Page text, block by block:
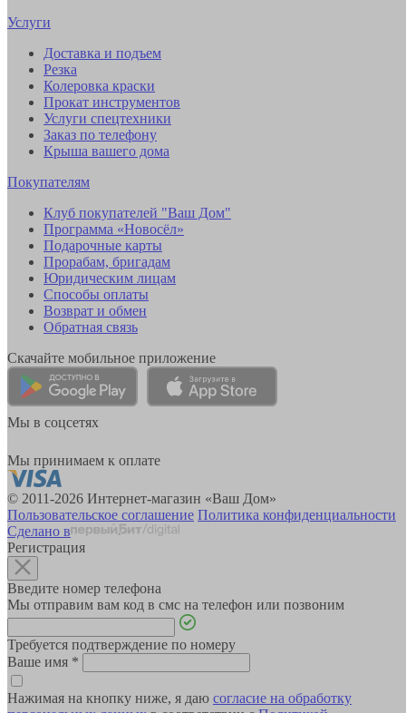
Услуги
Доставка и подъем
Резка
Колеровка краски
Прокат инструментов
Услуги спецтехники
Заказ по телефону
Крыша вашего дома
Покупателям
Клуб покупателей "Ваш Дом"
Программа «Новосёл»
Подарочные карты
Прорабам, бригадам
Юридическим лицам
Способы оплаты
Возврат и обмен
Обратная связь
Скачайте мобильное приложение
Мы в соцсетях
Мы принимаем к оплате
© 2011-2026 Интернет-магазин «Ваш Дом»
Пользовательское соглашение Политика конфиденциальности
Сделано в
Регистрация
Введите номер телефона
Мы отправим вам код в смс на телефон или позвоним
Требуется подтверждение по номеру
Ваше имя *
Нажимая на кнопку ниже, я даю согласие на обработку